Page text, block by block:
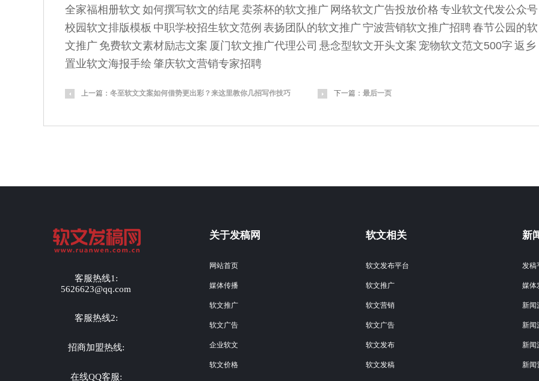
全家福相册软文 如何撰写软文的结尾 卖茶杯的软文推广 网络软文广告投放价格 专业软文代发公众号
校园软文排版模板 中职学校招生软文范例 表扬团队的软文推广宁波营销软文推广招聘春节公园的软
文推广 免费软文素材励志文案 厦门软文推广代理公司 悬念型软文开头文案 宠物软文范文500字返乡
置业软文海报手绘 肇庆软文营销专家招聘
上一篇： 冬至软文文案如何借势更出彩？来这里教你几招写作技巧 下一篇： 最后一页
客服热线1:
5626623@qq.com
客服热线2:
招商加盟热线:
在线QQ客服:
关于发稿网
网站首页
媒体传播
软文推广
软文广告
企业软文
软文价格
软文相关
软文发布平台
软文推广
软文营销
软文广告
软文发布
软文发稿
新
发稿
媒体
新闻
新闻
新闻
新闻